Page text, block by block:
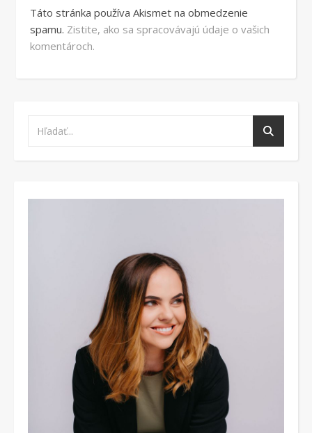
Táto stránka používa Akismet na obmedzenie
spamu. Zistite, ako sa spracovávajú údaje o vašich
komentároch.